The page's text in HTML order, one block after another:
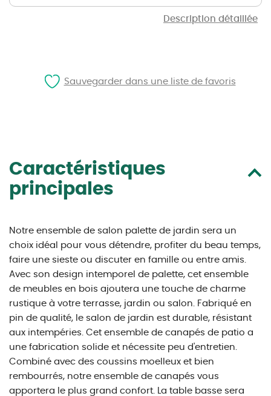
Description détaillée
Caractéristiques
principales
Notre ensemble de salon palette de jardin sera un
choix idéal pour vous détendre, profiter du beau temps,
faire une sieste ou discuter en famille ou entre amis.
Avec son design intemporel de palette, cet ensemble
de meubles en bois ajoutera une touche de charme
rustique à votre terrasse, jardin ou salon. Fabriqué en
pin de qualité, le salon de jardin est durable, résistant
aux intempéries. Cet ensemble de canapés de patio a
une fabrication solide et nécessite peu d'entretien.
Combiné avec des coussins moelleux et bien
rembourrés, notre ensemble de canapés vous
apportera le plus grand confort. La table basse sera
Sauvegarder dans une liste de favoris